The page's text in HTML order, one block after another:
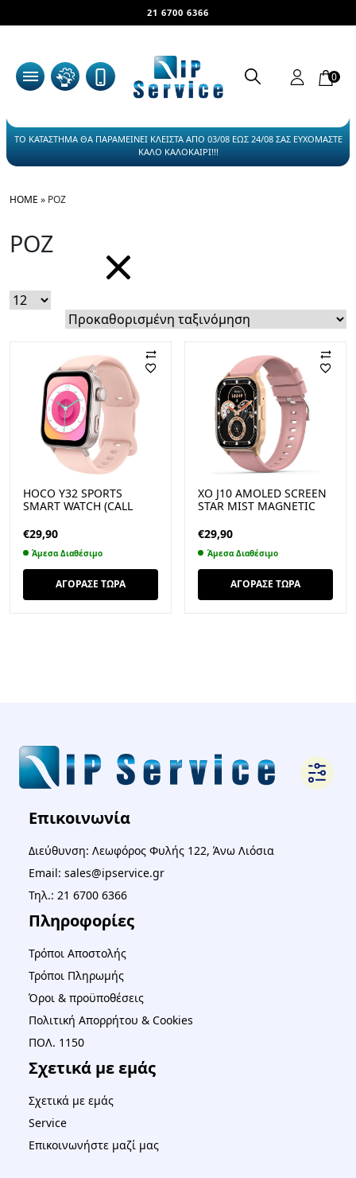
21 6700 6366
0
ΤΟ ΚΑΤΑΣΤΗΜΑ ΘΑ ΠΑΡΑΜΕΙΝΕΙ ΚΛΕΙΣΤΑ ΑΠΟ 03/08 ΕΩΣ 24/08 ΣΑΣ ΕΥΧΟΜΑΣΤΕ
ΚΑΛΟ ΚΑΛΟΚΑΙΡΙ!!!
HOME » ΡΟΖ
ΡΟΖ
HOCO Y32 SPORTS
SMART WATCH (CALL
€29,90
Άμεσα Διαθέσιμο
ΑΓΟΡΑΣΕ ΤΩΡΑ
XO J10 AMOLED SCREEN
STAR MIST MAGNETIC
CALL FUNCTION, ΡΟΖ
€29,90
Άμεσα Διαθέσιμο
ΑΓΟΡΑΣΕ ΤΩΡΑ
Επικοινωνία
Διεύθυνση: Λεωφόρος Φυλής 122, Άνω Λιόσια
Email: sales@ipservice.gr
Τηλ.: 21 6700 6366
Πληροφορίες
Τρόποι Αποστολής
Τρόποι Πληρωμής
Όροι & προϋποθέσεις
Πολιτική Απορρήτου & Cookies
ΠΟΛ. 1150
Σχετικά με εμάς
Σχετικά με εμάς
Service
Επικοινωνήστε μαζί μας